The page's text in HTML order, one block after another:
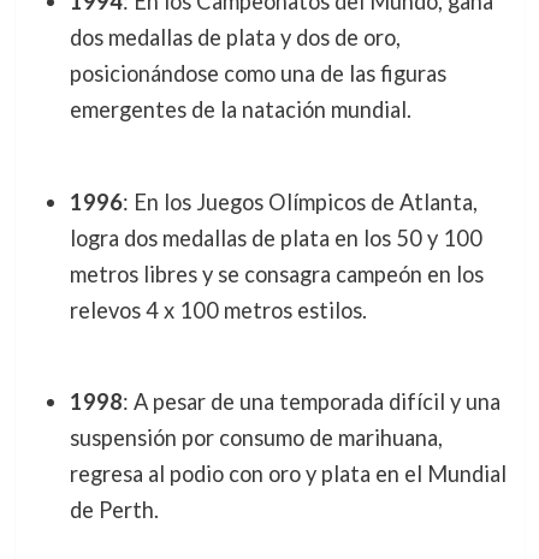
dos medallas de plata y dos de oro,
posicionándose como una de las figuras
emergentes de la natación mundial.
1996: En los Juegos Olímpicos de Atlanta,
logra dos medallas de plata en los 50 y 100
metros libres y se consagra campeón en los
relevos 4 x 100 metros estilos.
1998: A pesar de una temporada difícil y una
suspensión por consumo de marihuana,
regresa al podio con oro y plata en el Mundial
de Perth.